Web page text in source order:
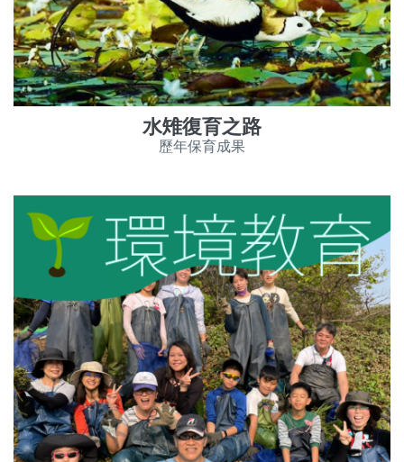
水雉復育之路
歷年保育成果